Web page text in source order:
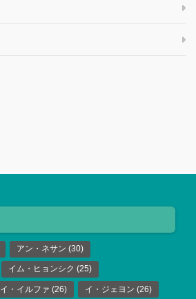
アン・ネサン (30)
イム・ヒョンシク (25)
イ・イルファ (26) イ・ジェヨン (26)